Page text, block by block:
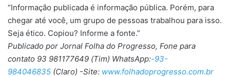
“Informação publicada é informação pública. Porém, para
chegar até você, um grupo de pessoas trabalhou para isso.
Seja ético. Copiou? Informe a fonte.”
Publicado por Jornal Folha do Progresso, Fone para
contato 93 981177649 (Tim) WhatsApp:-93-
984046835 (Claro) -Site: www.folhadoprogresso.com.br